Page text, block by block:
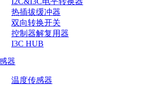
热插拔缓冲器
双向转换开关
控制器解复用器
I3C HUB
器
温度传感器